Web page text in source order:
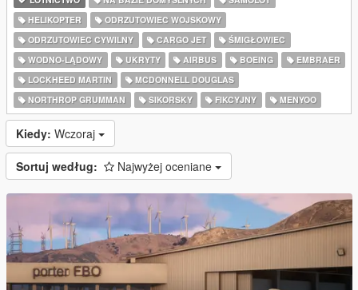
HELIKOPTER
ODRZUTOWIEC WOJSKOWY
ODRZUTOWIEC CYWILNY
CARGO JET
ŚMIGŁOWIEC
WODNO-LĄDOWY
UKRYTY AIRBUS BOEING
EMBRAER
LOCKHEED MARTIN
MCDONNELL DOUGLAS
NORTHROP GRUMMAN
SIKORSKY FIKCYJNY MENYOO
Kiedy: Wczoraj
Sortuj według: Najwyżej oceniane